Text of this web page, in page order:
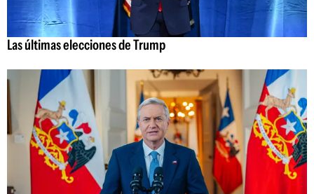
Las últimas elecciones de Trump